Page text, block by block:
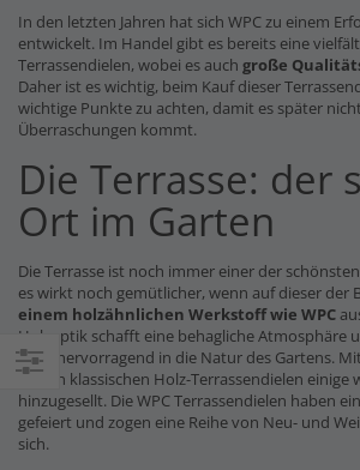
In den letzten Jahren hat sich WPC zu einem
entwickelt. Im Handel gibt es bereits eine
Terrassendielen, wobei es auch große
Daher ist es wichtig, beim Kauf dieser
wichtige Punkte zu achten, damit es später
Überraschungen kommt.
Die Terrasse: der
Ort im Garten
Die Terrasse ist noch immer einer der
es wirkt noch gemütlicher, wenn auf dieser der
einem holzähnlichen Werkstoff wie WPC
Holzoptik schafft eine behagliche Atmosphäre
auch hervorragend in die Natur des Gartens.
zu den klassischen Holz-Terrassendielen einige
hinzugesellt. Die WPC Terrassendielen haben
gefeiert und zogen eine Reihe von Neu- und
sich.
Einkaufsoptionen